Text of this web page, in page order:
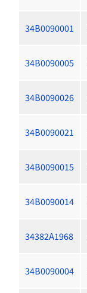
34B0090001
34B0090005
34B0090026
34B0090021
34B0090015
34B0090014
34382A1968
34B0090004